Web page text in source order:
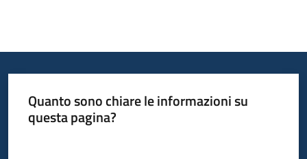
Quanto sono chiare le informazioni su
questa pagina?